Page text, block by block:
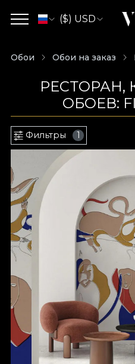
($) USD
Обои Обои на заказ
РЕСТОРАН,
ОБОЕВ:
Фильтры 1